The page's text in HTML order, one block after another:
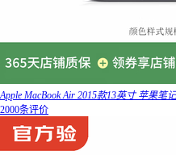
Apple MacBook Air 2015款13英寸 苹果
2000条评价